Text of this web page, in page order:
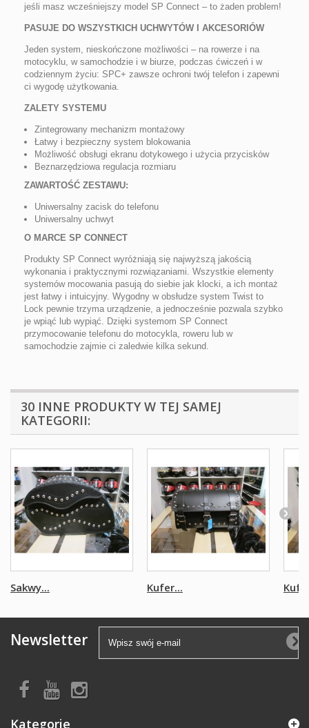
jeśli masz wcześniejszy model SP Connect – to żaden problem!
PASUJE DO WSZYSTKICH UCHWYTÓW I AKCESORIÓW
Jeden system, nieskończone możliwości – na rowerze i na
motocyklu, w samochodzie i w biurze, podczas ćwiczeń i w
codziennym życiu: SPC+ zawsze ochroni twój telefon i zapewni
ci wygodę użytkowania.
ZALETY SYSTEMU
Zintegrowany mechanizm montażowy
Łatwy i bezpieczny system blokowania
Możliwość obsługi ekranu dotykowego i użycia przycisków
Beznarzędziowa regulacja rozmiaru
ZAWARTOŚĆ ZESTAWU:
Uniwersalny zacisk do telefonu
Uniwersalny uchwyt
O MARCE SP CONNECT
Produkty SP Connect wyróżniają się najwyższą jakością
wykonania i praktycznymi rozwiązaniami. Wszystkie elementy
systemów mocowania pasują do siebie jak klocki, a ich montaż
jest łatwy i intuicyjny. Wygodny w obsłudze system Twist to
Lock pewnie trzyma urządzenie, a jednocześnie pozwala szybko
je wpiąć lub wypiąć. Dzięki systemom SP Connect
przymocowanie telefonu do motocykla, roweru lub w
samochodzie zajmie ci zaledwie kilka sekund.
30 INNE PRODUKTY W TEJ SAMEJ
KATEGORII:
Sakwy... Kufer...
Newsletter
Kategorie